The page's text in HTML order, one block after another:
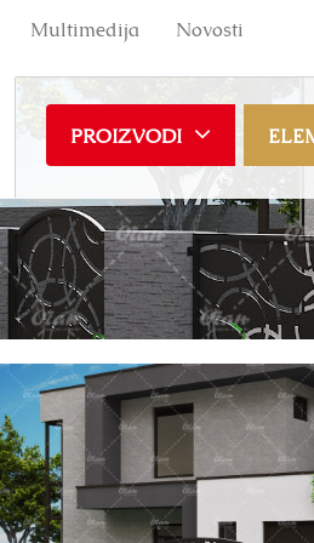
Multimedija Novosti
PROIZVODI